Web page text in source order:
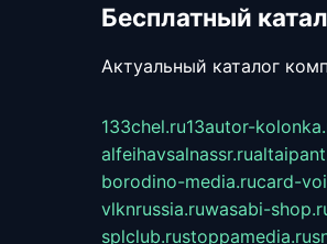
Бесплатный
Актуальный каталог
133chel.ru13autor-
alfeihavsalnassr.ru
borodino-media.rucard-
vlknrussia.ruwasabi-
splclub.rustoppamedia.ru